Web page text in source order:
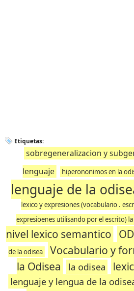
Etiquetas:
sobregeneralizacion y
lenguaje
hiperononimos en la
lenguaje de la
lexico y expresiones (vocabulario .
expresioenes utilisando por el escrito)
nivel lexico semantico
de la odisea
Vocabulario y
la Odisea
la odisea
lenguaje y lengua de la